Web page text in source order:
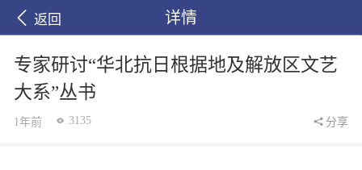
返回 详情
专家研讨“华北抗日根据地及解放区文艺
大系”丛书
1年前 3135 分享